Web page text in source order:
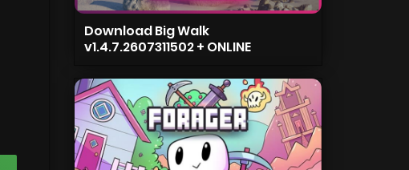
Download Big Walk
v1.4.7.2607311502 + ONLINE